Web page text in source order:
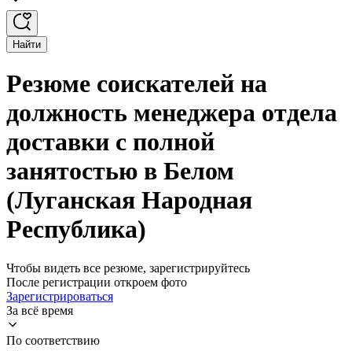
Найти
Резюме соискателей на
должность менеджера отдела
доставки с полной
занятостью в Белом
(Луганская Народная
Республика)
Чтобы видеть все резюме, зарегистрируйтесь
После регистрации откроем фото
Зарегистрироваться
За всё время
По соответствию